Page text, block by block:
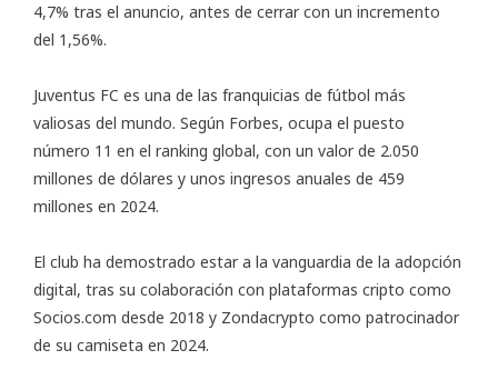
4,7% tras el anuncio, antes de cerrar con un incremento
del 1,56%.
Juventus FC es una de las franquicias de fútbol más
valiosas del mundo. Según Forbes, ocupa el puesto
número 11 en el ranking global, con un valor de 2.050
millones de dólares y unos ingresos anuales de 459
millones en 2024.
El club ha demostrado estar a la vanguardia de la adopción
digital, tras su colaboración con plataformas cripto como
Socios.com desde 2018 y Zondacrypto como patrocinador
de su camiseta en 2024.